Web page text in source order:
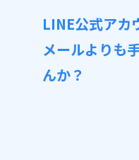
LINE公式アカ
メールよりも
んか？